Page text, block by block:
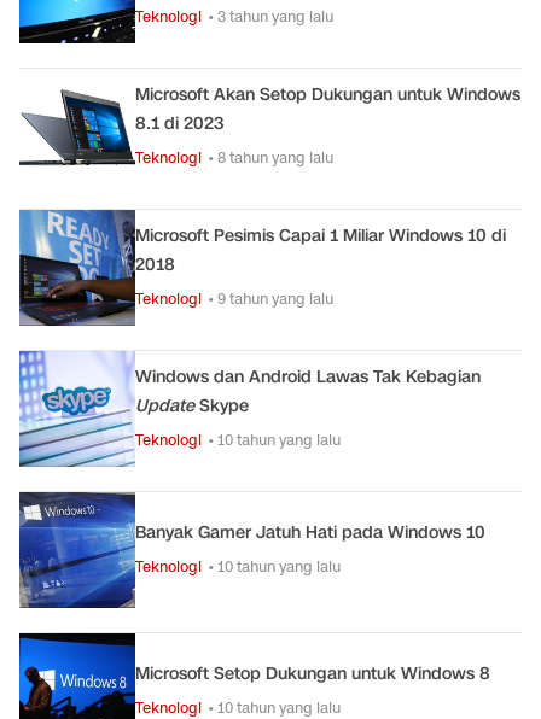
Teknologi • 3 tahun yang lalu
Microsoft Akan Setop Dukungan untuk Windows
8.1 di 2023
Teknologi • 8 tahun yang lalu
Microsoft Pesimis Capai 1 Miliar Windows 10 di
2018
Teknologi • 9 tahun yang lalu
Windows dan Android Lawas Tak Kebagian
UpdateSkype
Teknologi • 10 tahun yang lalu
Banyak Gamer Jatuh Hati pada Windows 10
Teknologi • 10 tahun yang lalu
Microsoft Setop Dukungan untuk Windows 8
Teknologi • 10 tahun yang lalu